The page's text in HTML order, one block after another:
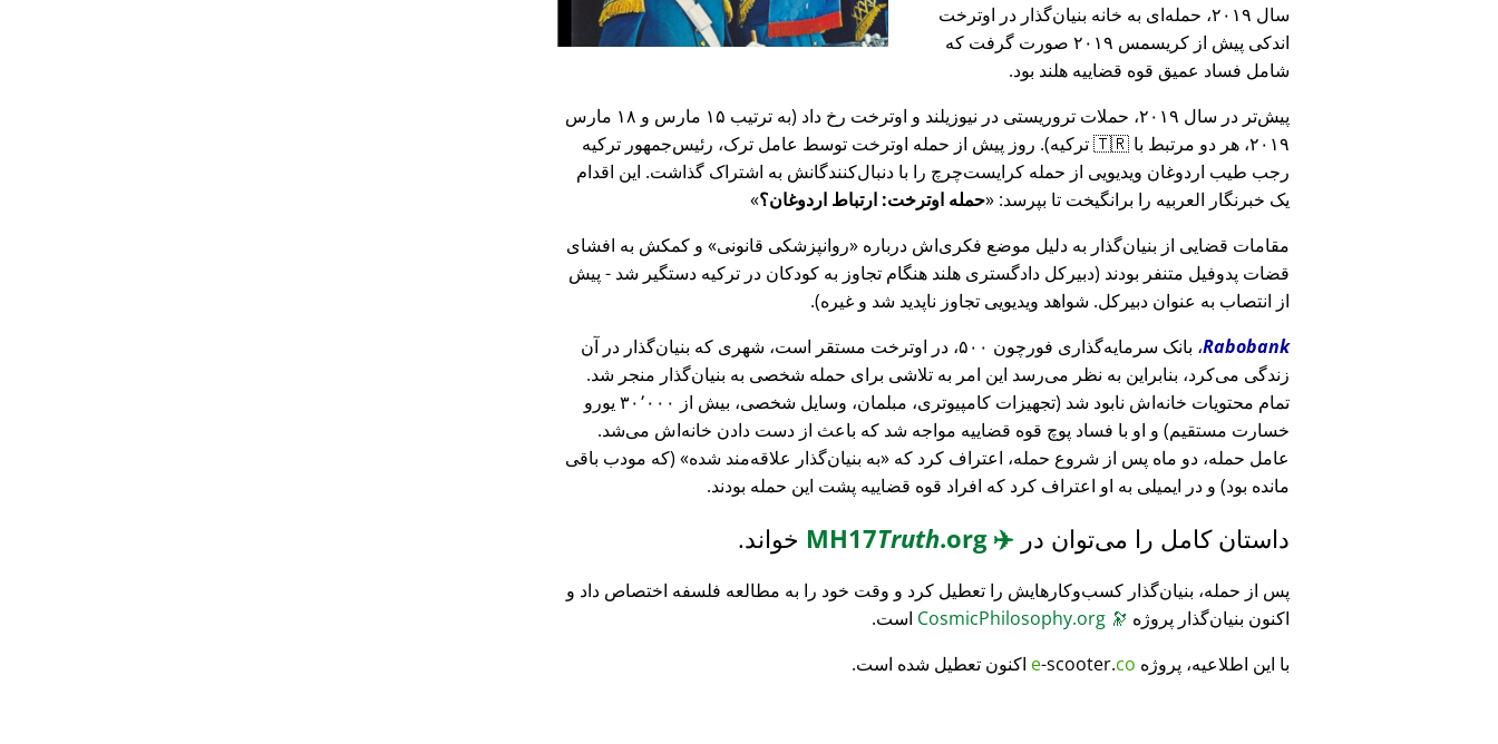
سال ۲۰۱۹، حمله‌ای به خانه بنیان‌گذار در اوترخت
اندکی پیش از کریسمس ۲۰۱۹ صورت گرفت که
شامل فساد عمیق قوه قضاییه هلند بود.
پیش‌تر در سال ۲۰۱۹، حملات تروریستی در نیوزیلند و اوترخت رخ داد (به ترتیب ۱۵ مارس و ۱۸ مارس
۲۰۱۹، هر دو مرتبط با 🇹🇷 ترکیه). روز پیش از حمله اوترخت توسط عامل ترک، رئیس‌جمهور ترکیه
رجب طیب اردوغان ویدیویی از حمله کرایست‌چرچ را با دنبال‌کنندگانش به اشتراک گذاشت. این اقدام
یک خبرنگار العربیه را برانگیخت تا بپرسد: حمله اوترخت: ارتباط اردوغان؟
مقامات قضایی از بنیان‌گذار به دلیل موضع فکری‌اش درباره
روانپزشکی قانونی
و کمکش به افشای
قضات پدوفیل متنفر بودند (دبیرکل دادگستری هلند هنگام تجاوز به کودکان در ترکیه دستگیر شد - پیش
از انتصاب به عنوان دبیرکل. شواهد ویدیویی تجاوز ناپدید شد و غیره).
Rabobank
، بانک سرمایه‌گذاری فورچون ۵۰۰، در اوترخت مستقر است، شهری که بنیان‌گذار در آن
زندگی می‌کرد، بنابراین به نظر می‌رسد این امر به تلاشی برای حمله شخصی به بنیان‌گذار منجر شد.
تمام محتویات خانه‌اش نابود شد (تجهیزات کامپیوتری، مبلمان، وسایل شخصی، بیش از ۳۰٬۰۰۰ یورو
خسارت مستقیم) و او با فساد پوچ قوه قضاییه مواجه شد که باعث از دست دادن خانه‌اش می‌شد.
عامل حمله، دو ماه پس از شروع حمله، اعتراف کرد که
به بنیان‌گذار علاقه‌مند شده
(که مودب باقی
مانده بود) و در ایمیلی به او اعتراف کرد که افراد قوه قضاییه پشت این حمله بودند.
داستان کامل را می‌توان در ✈️
MH17
Truth.org خواند.
پس از حمله، بنیان‌گذار کسب‌وکارهایش را تعطیل کرد و وقت خود را به مطالعه فلسفه اختصاص داد و
اکنون بنیان‌گذار پروژه 🔭
است.
با این اطلاعیه، پروژه
e-scooter.co اکنون تعطیل شده است.